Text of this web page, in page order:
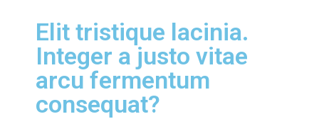
Elit tristique lacinia.
Integer a justo vitae
arcu fermentum
consequat?